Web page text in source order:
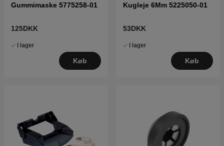
Gummimaske 5775258-01
125DKK
I lager
Køb
Kugleje 6Mm 5225050-01
53DKK
I lager
Køb